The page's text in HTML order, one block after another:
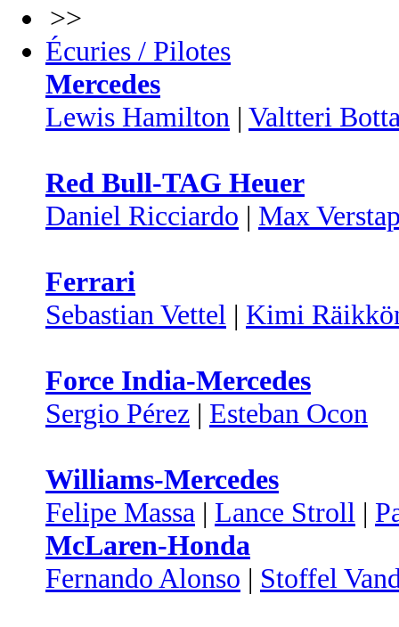
>>
Écuries / Pilotes
Mercedes
Lewis Hamilton | Valtteri
Red Bull-TAG Heuer
Daniel Ricciardo | Max
Ferrari
Sebastian Vettel | Kimi
Force India-Mercedes
Sergio Pérez | Esteban Ocon
Williams-Mercedes
Felipe Massa | Lance Stroll |
McLaren-Honda
Fernando Alonso | Stoffel